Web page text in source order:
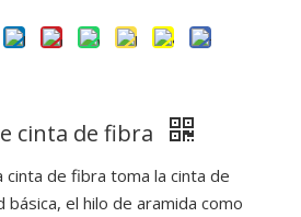
cinta de fibra
cinta de fibra toma la cinta de
básica, el hilo de aramida como